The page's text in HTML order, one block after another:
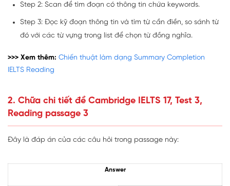
Step 2: Scan để tìm đoạn có thông tin chứa keywords.
Step 3: Đọc kỹ đoạn thông tin và tìm từ cần điền, so sánh từ
đó với các từ vựng trong list để chọn từ đồng nghĩa.
>>> Xem thêm: Chiến thuật làm dạng Summary Completion
IELTS Reading
2. Chữa chi tiết đề Cambridge IELTS 17, Test 3,
Reading passage 3
Đây là đáp án của các câu hỏi trong passage này:
Answer